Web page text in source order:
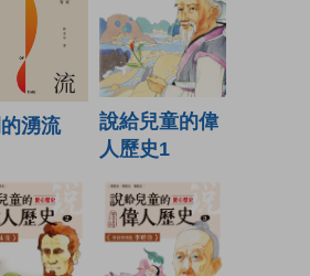
湧流
說給兒童的偉
人歷史1